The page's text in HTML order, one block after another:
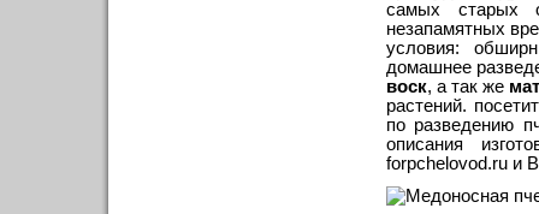
самых старых
незапамятных
условия:
домашнее
воск, а так же
растений.
по разведению
описания
forpchelovod.ru и